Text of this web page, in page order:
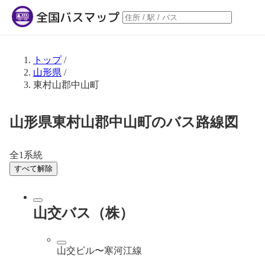
トップ/
山形県 /
東村山郡中山町
山形県東村山郡中山町のバス路線図
全1系統
すべて解除
山交バス（株）
山交ビル〜寒河江線